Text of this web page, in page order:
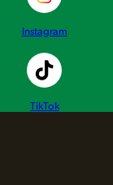
Instagram
TikTok